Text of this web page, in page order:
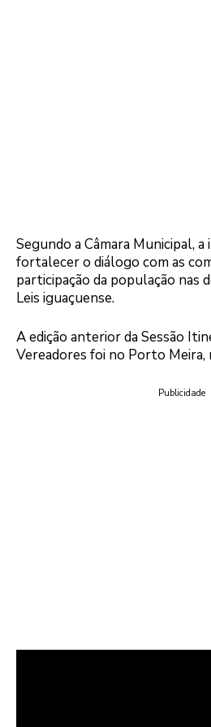
Segundo a Câmara Municipal, a
fortalecer o diálogo com as
participação da população nas
Leis iguaçuense.
A edição anterior da Sessão
Vereadores foi no Porto Meira,
Publicidade